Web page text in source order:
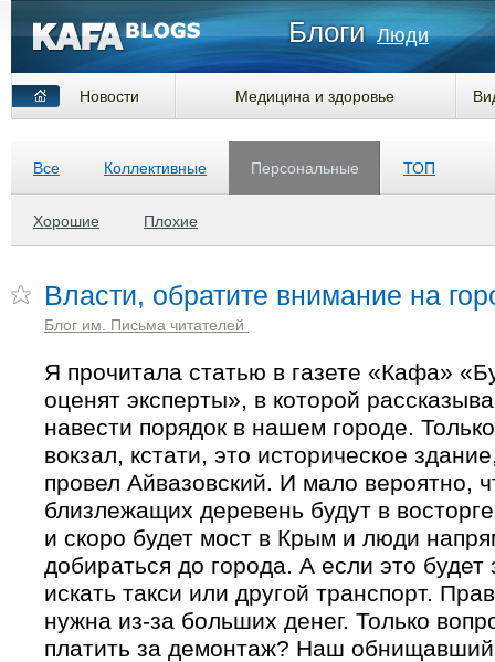
Блоги Люди
Новости Медицина и здоровье
Все Коллективные Персональные
Хорошие Плохие
ТОП
Власти, обратите внимание на
Блог им. Письма читателей
Я прочитала статью в газете «Кафа»
оценят эксперты», в которой
навести порядок в нашем городе.
вокзал, кстати, это историческое
провел Айвазовский. И мало вероятно,
близлежащих деревень будут в
и скоро будет мост в Крым и люди
добираться до города. А если это
искать такси или другой транспорт.
нужна из-за больших денег. Только
платить за демонтаж? Наш